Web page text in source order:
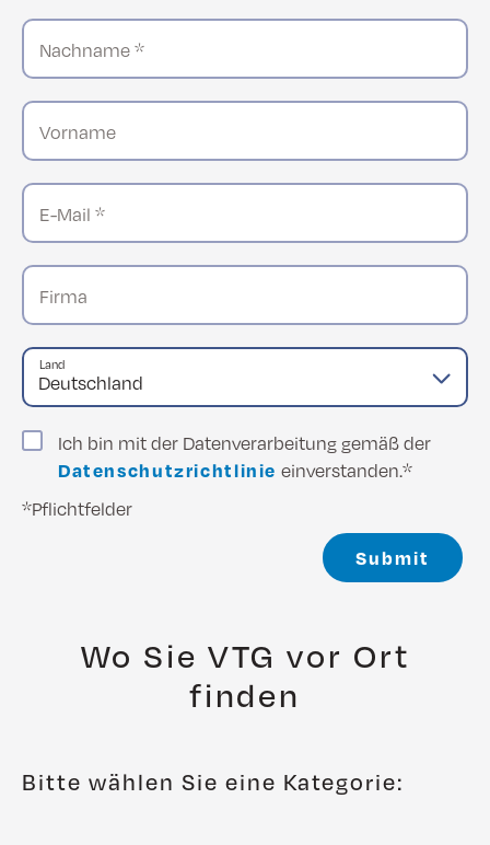
Nachname *
Vorname
E-Mail *
Firma
Land
Ich bin mit der Datenverarbeitung gemäß der
Datenschutzrichtlinie einverstanden.*
*Pflichtfelder
Submit
Wo Sie VTG vor Ort
finden
Bitte wählen Sie eine Kategorie: